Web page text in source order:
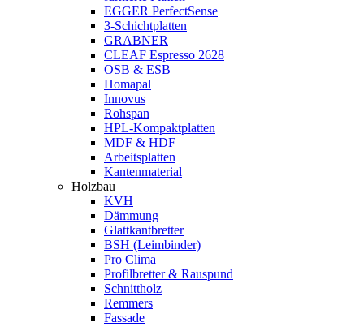
EGGER PerfectSense
3-Schichtplatten
GRABNER
CLEAF Espresso 2628
OSB & ESB
Homapal
Innovus
Rohspan
HPL-Kompaktplatten
MDF & HDF
Arbeitsplatten
Kantenmaterial
Holzbau
KVH
Dämmung
Glattkantbretter
BSH (Leimbinder)
Pro Clima
Profilbretter & Rauspund
Schnittholz
Remmers
Fassade